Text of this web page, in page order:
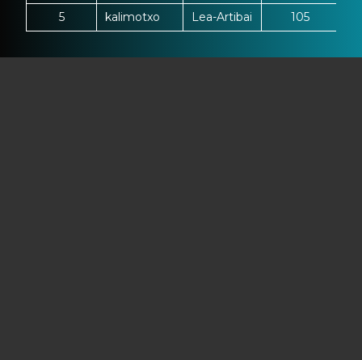
5 kalimotxo Lea-Artibai 105